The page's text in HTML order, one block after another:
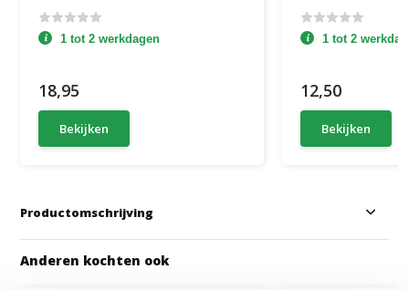
1 tot 2 werkdagen
18,95
Bekijken
1 tot 2
12,50
Bekijken
Productomschrijving
Anderen kochten ook